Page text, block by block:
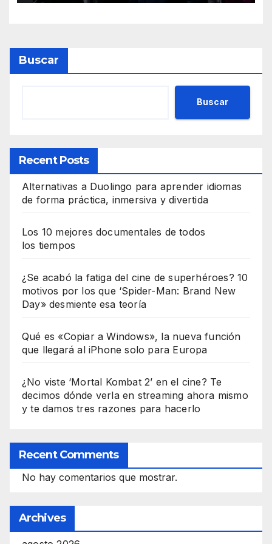
Buscar
Buscar
Recent Posts
Alternativas a Duolingo para aprender idiomas
de forma práctica, inmersiva y divertida
Los 10 mejores documentales de todos
los tiempos
¿Se acabó la fatiga del cine de superhéroes? 10
motivos por los que ‘Spider-Man: Brand New
Day» desmiente esa teoría
Qué es «Copiar a Windows», la nueva función
que llegará al iPhone solo para Europa
¿No viste ‘Mortal Kombat 2’ en el cine? Te
decimos dónde verla en streaming ahora mismo
y te damos tres razones para hacerlo
Recent Comments
No hay comentarios que mostrar.
Archives